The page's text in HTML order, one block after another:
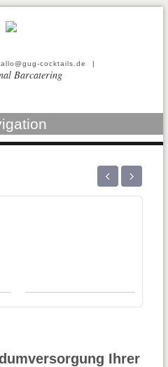
cocktails.de |
Barcatering
‹ ›
Ihrer